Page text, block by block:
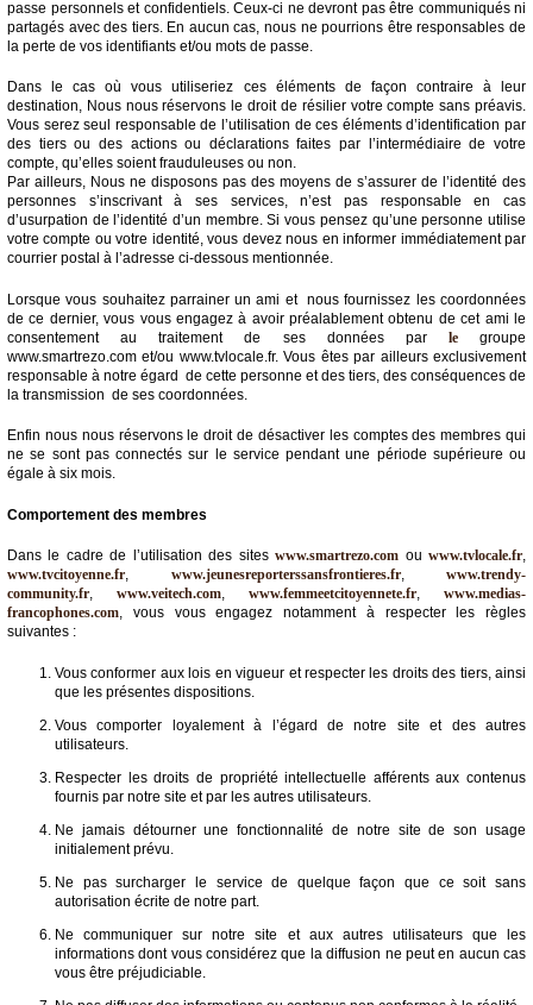
passe personnels et confidentiels. Ceux-ci ne devront pas être communiqués ni
partagés avec des tiers. En aucun cas, nous ne pourrions être responsables de
la perte de vos identifiants et/ou mots de passe.
Dans le cas où vous utiliseriez ces éléments de façon contraire à leur
destination, Nous nous réservons le droit de résilier votre compte sans préavis.
Vous serez seul responsable de l’utilisation de ces éléments d’identification par
des tiers ou des actions ou déclarations faites par l’intermédiaire de votre
compte, qu’elles soient frauduleuses ou non.
Par ailleurs, Nous ne disposons pas des moyens de s’assurer de l’identité des
personnes s’inscrivant à ses services, n’est pas responsable en cas
d’usurpation de l’identité d’un membre. Si vous pensez qu’une personne utilise
votre compte ou votre identité, vous devez nous en informer immédiatement par
courrier postal à l’adresse ci-dessous mentionnée.
Lorsque vous souhaitez parrainer un ami et nous fournissez les coordonnées
de ce dernier, vous vous engagez à avoir préalablement obtenu de cet ami le
consentement au traitement de ses données par legroupe
www.smartrezo.com et/ou www.tvlocale.fr. Vous êtes par ailleurs exclusivement
responsable à notre égard de cette personne et des tiers, des conséquences de
la transmission de ses coordonnées.
Enfin nous nous réservons le droit de désactiver les comptes des membres qui
ne se sont pas connectés sur le service pendant une période supérieure ou
égale à six mois.
Comportement des membres
Dans le cadre de l’utilisation des siteswww.smartrezo.com ouwww.tvlocale.fr,
www.tvcitoyenne.fr, www.jeunesreporterssansfrontieres.fr, www.trendy-
community.fr, www.veitech.com, www.femmeetcitoyennete.fr, www.medias-
francophones.com, vous vous engagez notamment à respecter les règles
suivantes :
Vous conformer aux lois en vigueur et respecter les droits des tiers, ainsi
que les présentes dispositions.
Vous comporter loyalement à l’égard de notre site et des autres
utilisateurs.
Respecter les droits de propriété intellectuelle afférents aux contenus
fournis par notre site et par les autres utilisateurs.
Ne jamais détourner une fonctionnalité de notre site de son usage
initialement prévu.
Ne pas surcharger le service de quelque façon que ce soit sans
autorisation écrite de notre part.
Ne communiquer sur notre site et aux autres utilisateurs que les
informations dont vous considérez que la diffusion ne peut en aucun cas
vous être préjudiciable.